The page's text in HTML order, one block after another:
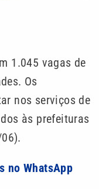
1.045 vagas de
Os
nos serviços de
às prefeituras
no WhatsApp